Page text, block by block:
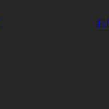
お